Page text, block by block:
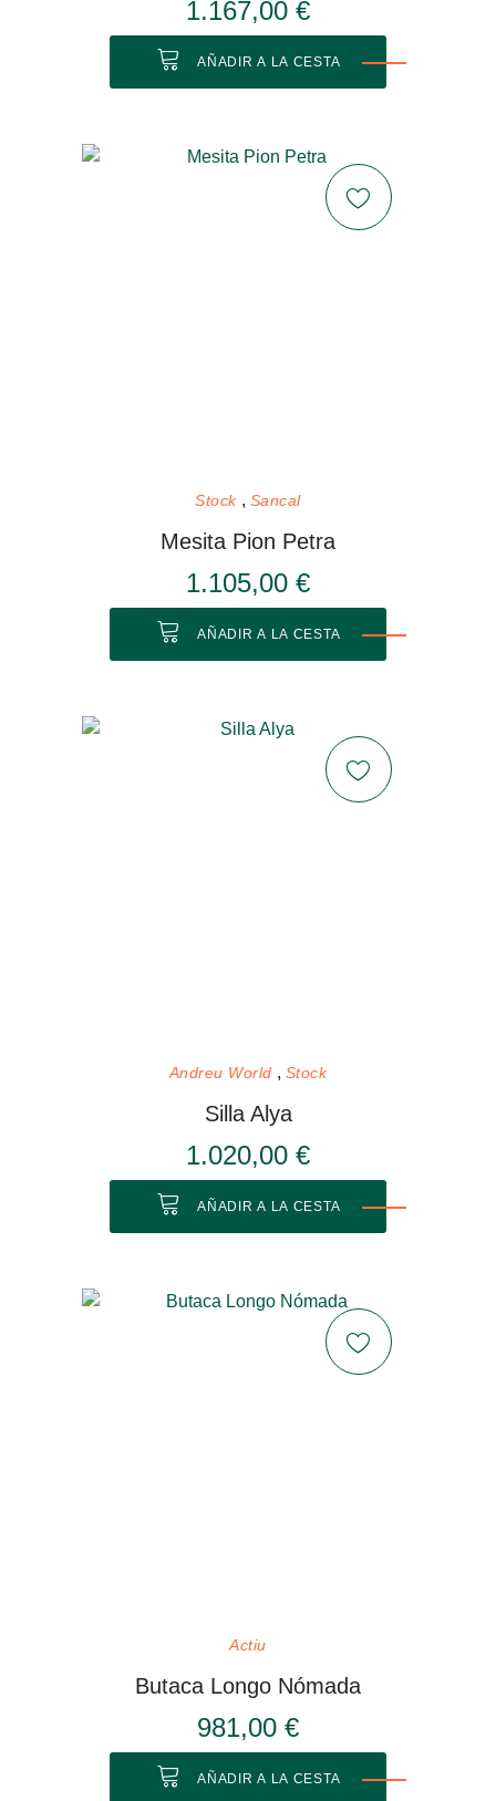
1.167,00 €
AÑADIR A LA CESTA
Stock Sancal
Mesita Pion Petra
1.105,00 €
AÑADIR A LA CESTA
Andreu World Stock
Silla Alya
1.020,00 €
AÑADIR A LA CESTA
Actiu
Butaca Longo Nómada
981,00 €
AÑADIR A LA CESTA